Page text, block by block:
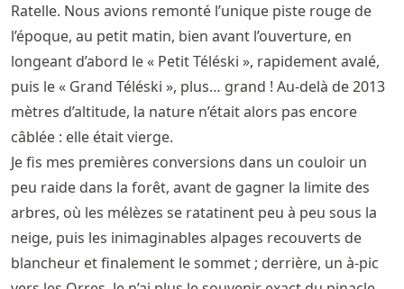
Ratelle. Nous avions remonté l’unique piste rouge de
l’époque, au petit matin, bien avant l’ouverture, en
longeant d’abord le « Petit Téléski », rapidement avalé,
puis le « Grand Téléski », plus… grand ! Au-delà de 2013
mètres d’altitude, la nature n’était alors pas encore
câblée : elle était vierge.
Je fis mes premières conversions dans un couloir un
peu raide dans la forêt, avant de gagner la limite des
arbres, où les mélèzes se ratatinent peu à peu sous la
neige, puis les inimaginables alpages recouverts de
blancheur et finalement le sommet ; derrière, un à-pic